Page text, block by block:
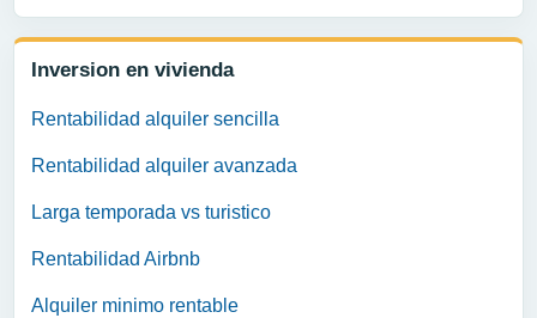
Inversion en vivienda
Rentabilidad alquiler sencilla
Rentabilidad alquiler avanzada
Larga temporada vs turistico
Rentabilidad Airbnb
Alquiler minimo rentable